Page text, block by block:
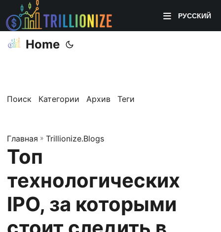
РУССКИЙ
Home
Поиск Категории Архив Теги
Главная » Trillionize.Blogs
Топ
технологических
IPO, за которыми